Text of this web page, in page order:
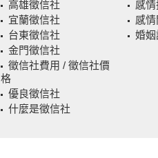
高雄徵信社
宜蘭徵信社
台東徵信社
金門徵信社
徵信社費用 / 徵信社價
格
優良徵信社
什麼是徵信社
感
感
婚姻